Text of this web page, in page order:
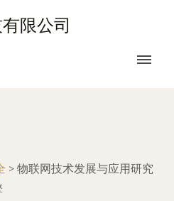
限公司
> 物联网技术发展与应用研究